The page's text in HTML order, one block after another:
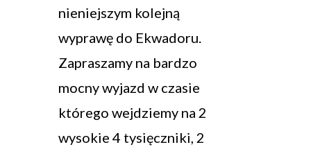
nieniejszym kolejną
wyprawę do Ekwadoru.
Zapraszamy na bardzo
mocny wyjazd w czasie
którego wejdziemy na 2
wysokie 4 tysięczniki, 2